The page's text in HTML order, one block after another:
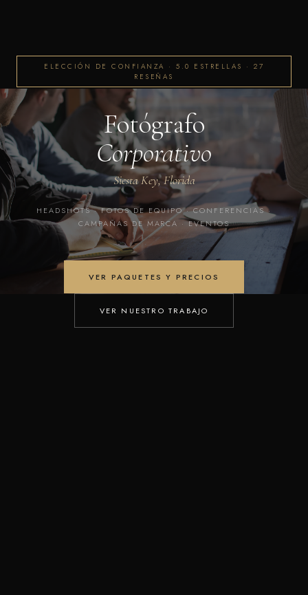
ELECCIÓN DE CONFIANZA · 5.0 ESTRELLAS · 27
RESEÑAS
Fotógrafo
Corporativo
Siesta Key, Florida
HEADSHOTS · FOTOS DE EQUIPO · CONFERENCIAS ·
CAMPAÑAS DE MARCA · EVENTOS
VER PAQUETES Y PRECIOS
VER NUESTRO TRABAJO